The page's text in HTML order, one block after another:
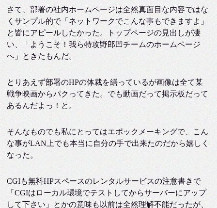
さて、部署の社内ホームページは全然真面目な内容ではな
くサンプル的で「ネットワークでこんな事もできますよ」
と皆にアピールしたかった。トップページの見出しが凄
い、「ようこそ！我ら特攻野郎凹チームのホームページ
へ」ときたもんだ。
とりあえず部署のHPの体裁を繕っているが画像は全て某
戦争映画からパクってきた。でも動画だって掲示板だって
あるんだよっ！と。
そんなものでも私にとってはエポックメーキングで、こん
な事がLAN上でも本当に自分の手で出来たのだから嬉しく
なった。
CGIも無料HPスペースのレンタルサービスの注意書きで
「CGIはローカル環境でテストしてからサーバーにアップ
して下さい」とかの意味も以前は全然理解不能だったが、